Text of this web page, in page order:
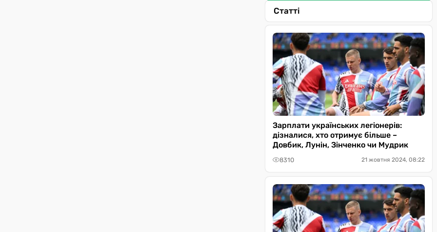
Статті
Зарплати українських легіонерів:
дізналися, хто отримує більше –
Довбик, Лунін, Зінченко чи Мудрик
8310 21 жовтня 2024, 08:22